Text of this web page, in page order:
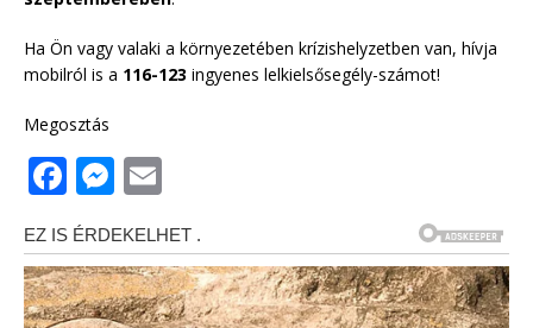
Ha Ön vagy valaki a környezetében krízishelyzetben van, hívja
mobilról is a 116-123 ingyenes lelkielsősegély-számot!
Megosztás
F
a
c
e
M
ss
e
ai
l